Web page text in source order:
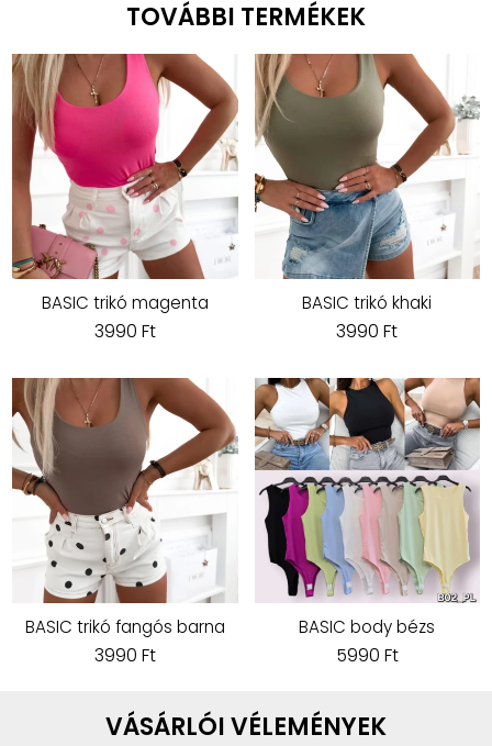
TOVÁBBI TERMÉKEK
BASIC trikó magenta
3990 Ft
BASIC trikó khaki
3990 Ft
BASIC trikó fangós barna
3990 Ft
BASIC body bézs
5990 Ft
VÁSÁRLÓI VÉLEMÉNYEK